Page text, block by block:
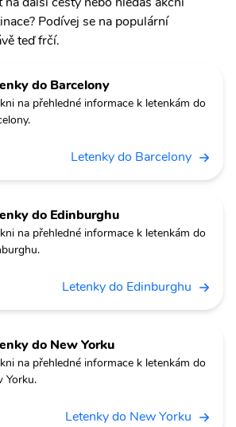
Podívej se na populární
teď frčí.
do Barcelony
na přehledné informace k letenkám do
Letenky do Barcelony
do Edinburghu
na přehledné informace k letenkám do
Letenky do Edinburghu
do New Yorku
na přehledné informace k letenkám do
Yorku.
Letenky do New Yorku